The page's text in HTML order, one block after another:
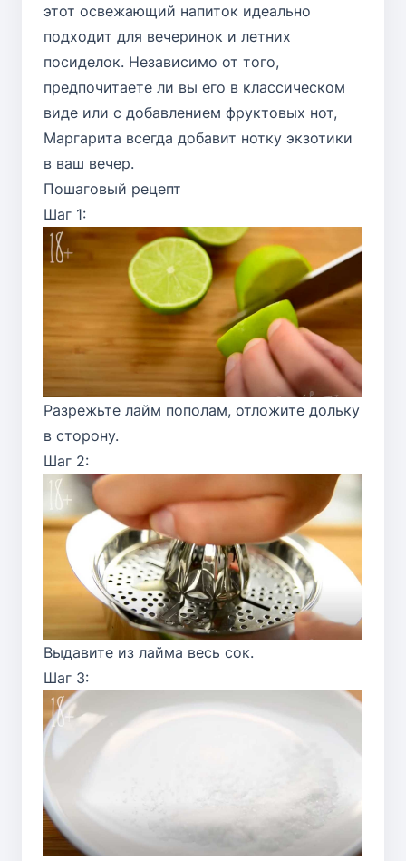
этот освежающий напиток идеально
подходит для вечеринок и летних
посиделок. Независимо от того,
предпочитаете ли вы его в классическом
виде или с добавлением фруктовых нот,
Маргарита всегда добавит нотку экзотики
в ваш вечер.
Пошаговый рецепт
Шаг 1:
Разрежьте лайм пополам, отложите дольку
в сторону.
Шаг 2:
Выдавите из лайма весь сок.
Шаг 3: